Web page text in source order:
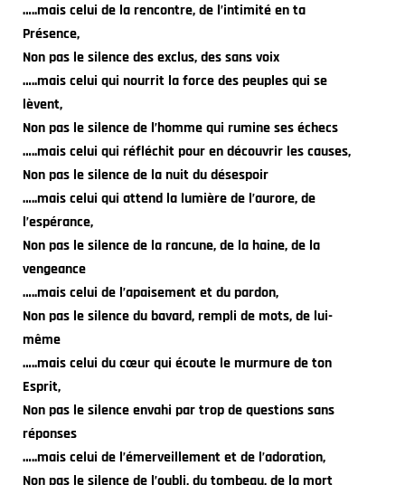
…..mais celui de la rencontre, de l’intimité en ta
Présence,
Non pas le silence des exclus, des sans voix
…..mais celui qui nourrit la force des peuples qui se
lèvent,
Non pas le silence de l’homme qui rumine ses échecs
…..mais celui qui réfléchit pour en découvrir les causes,
Non pas le silence de la nuit du désespoir
…..mais celui qui attend la lumière de l’aurore, de
l’espérance,
Non pas le silence de la rancune, de la haine, de la
vengeance
…..mais celui de l’apaisement et du pardon,
Non pas le silence du bavard, rempli de mots, de lui-
même
…..mais celui du cœur qui écoute le murmure de ton
Esprit,
Non pas le silence envahi par trop de questions sans
réponses
…..mais celui de l’émerveillement et de l’adoration,
Non pas le silence de l’oubli, du tombeau, de la mort